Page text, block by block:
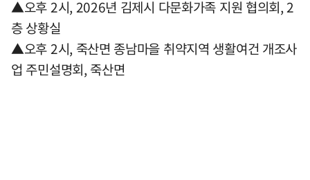
▲오후 2시, 2026년 김제시 다문화가족 지원 협의회, 2
층 상황실
▲오후 2시, 죽산면 종남마을 취약지역 생활여건 개조사
업 주민설명회, 죽산면